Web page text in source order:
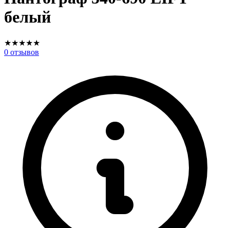
белый
★★★★★
0 отзывов